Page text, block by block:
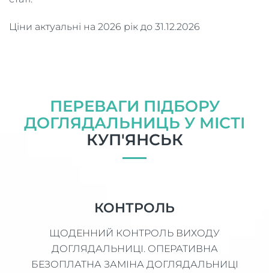
Ціни актуальні на 2026 рік до 31.12.2026
ПЕРЕВАГИ ПІДБОРУ
ДОГЛЯДАЛЬНИЦЬ У МІСТІ
КУП'ЯНСЬК
КОНТРОЛЬ
ЩОДЕННИЙ КОНТРОЛЬ ВИХОДУ
ДОГЛЯДАЛЬНИЦІ. ОПЕРАТИВНА
БЕЗОПЛАТНА ЗАМІНА ДОГЛЯДАЛЬНИЦІ